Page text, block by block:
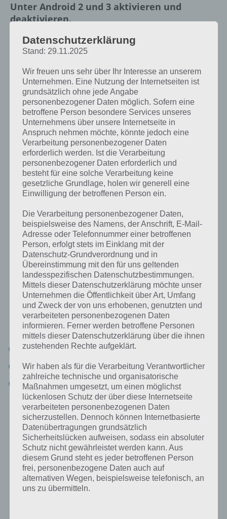
Unter Android 2 und 3 aktivieren und
deaktivieren.
Ab Android 2 kannst du das mobile Internet gänzlich ohne App
deaktiviere. Dazu gehst du in den Einstellungen unter “Drahtlos und
unten) aus. Dort klickst du rauf und siehst dann als ersten Punkt
“Daten aktiviert”. Wenn der Haken weg ist, geht dein Smartphone
nicht mehr ins mobile Internet. Um es wieder zu aktivieren, setzt du
den Haken einfach wieder bei “Daten aktiviert”.
Mobiles Internet unter Android 4 und höher
deaktivieren
Ab Android 4 (also auch für Android 5, 6 und 7) ist dies nochmal
einen Tick leichter geworden. Google hat verstanden, dass nicht
jeder mobiles Internet nutzen will, wenn man keinen
Im ersten Schritt geht ihr nun in eure Geräte-Einstellungen. Bei
jedem Hersteller ist dies anders gelöst. Bei Sony oder der Samsung
Galaxy Reihe könnt ihr in die Benachrichtungszeile gehen und dort
oben links auf das “Werkzeug-Icon” drücken. Auch stehen die
“Einstellungen” bei der App Übersicht zur Verfügung.
Der Punkt, um das mobile Internet zu deaktivieren, heißt bei jeder
Android Version und jedem Anbieter ein wenig anders. Daher
nachfolgend nur drei Varianten, wo dieser Punkt zu finden sein
könnte:
Drahtlos & Netzwerke -> Datenverbrauch
Datennutzung
SMS & Netzwerke
Das nachfolgende Beispiel zeigt es anhand des Sony Xperia. Dort
wählt ihr dann “Mobile Datenübertragung und schiebt den Regler
auf “Aus”.
Datenschutzerklärung
Stand: 29.11.2025
Wir freuen uns sehr über Ihr Interesse an unserem
Unternehmen. Eine Nutzung der Internetseiten ist
grundsätzlich ohne jede Angabe
personenbezogener Daten möglich. Sofern eine
betroffene Person besondere Services unseres
Unternehmens über unsere Internetseite in
Anspruch nehmen möchte, könnte jedoch eine
Verarbeitung personenbezogener Daten
erforderlich werden. Ist die Verarbeitung
personenbezogener Daten erforderlich und
besteht für eine solche Verarbeitung keine
gesetzliche Grundlage, holen wir generell eine
Einwilligung der betroffenen Person ein.
Die Verarbeitung personenbezogener Daten,
beispielsweise des Namens, der Anschrift, E-Mail-
Adresse oder Telefonnummer einer betroffenen
Person, erfolgt stets im Einklang mit der
Datenschutz-Grundverordnung und in
Übereinstimmung mit den für uns geltenden
landesspezifischen Datenschutzbestimmungen.
Mittels dieser Datenschutzerklärung möchte unser
Unternehmen die Öffentlichkeit über Art, Umfang
und Zweck der von uns erhobenen, genutzten und
verarbeiteten personenbezogenen Daten
informieren. Ferner werden betroffene Personen
mittels dieser Datenschutzerklärung über die ihnen
zustehenden Rechte aufgeklärt.
Wir haben als für die Verarbeitung Verantwortlicher
zahlreiche technische und organisatorische
Maßnahmen umgesetzt, um einen möglichst
lückenlosen Schutz der über diese Internetseite
verarbeiteten personenbezogenen Daten
sicherzustellen. Dennoch können Internetbasierte
Datenübertragungen grundsätzlich
Sicherheitslücken aufweisen, sodass ein absoluter
Schutz nicht gewährleistet werden kann. Aus
diesem Grund steht es jeder betroffenen Person
frei, personenbezogene Daten auch auf
alternativen Wegen, beispielsweise telefonisch, an
uns zu übermitteln.